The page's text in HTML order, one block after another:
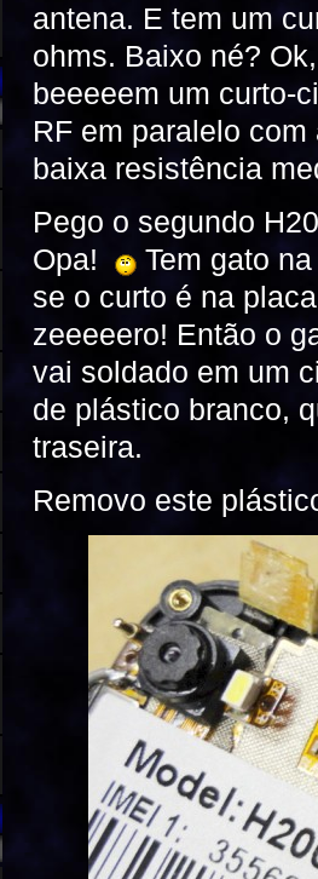
antena. E tem um
ohms. Baixo né?
beeeeem um curto-
RF em paralelo
baixa resistência
Pego o segundo
Opa!
Tem gato
se o curto é na
zeeeeero! Então o
vai soldado em um
de plástico branco,
traseira.
Removo este